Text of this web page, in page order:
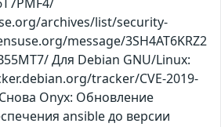
archives/list/security-
message/3SH4AT6KRZ2
Для Debian GNU/Linux:
tracker/CVE-2019-
Оnyx: Обновление
ansible до версии